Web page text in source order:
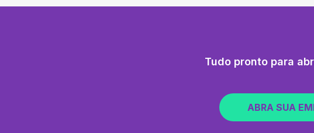
Tudo pronto para
ABRA SUA